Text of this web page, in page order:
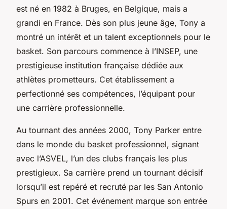
est né en 1982 à Bruges, en Belgique, mais a
grandi en France. Dès son plus jeune âge, Tony a
montré un intérêt et un talent exceptionnels pour le
basket. Son parcours commence à l’INSEP, une
prestigieuse institution française dédiée aux
athlètes prometteurs. Cet établissement a
perfectionné ses compétences, l’équipant pour
une carrière professionnelle.
Au tournant des années 2000, Tony Parker entre
dans le monde du basket professionnel, signant
avec l’ASVEL, l’un des clubs français les plus
prestigieux. Sa carrière prend un tournant décisif
lorsqu’il est repéré et recruté par les San Antonio
Spurs en 2001. Cet événement marque son entrée